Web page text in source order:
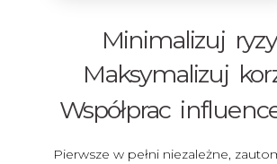
Minimalizuj
Maksymalizuj
Współprac
Pierwsze w pełni niezależne,